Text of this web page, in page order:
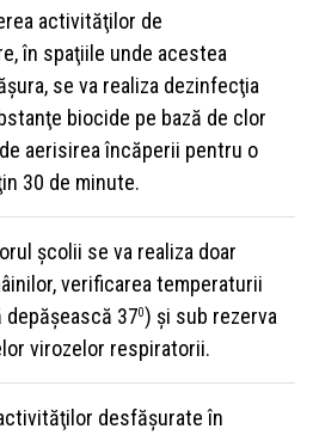
activităţilor de
în spaţiile unde acestea
se va realiza dezinfecţia
biocide pe bază de clor
aerisirea încăperii pentru o
30 de minute.
şcolii se va realiza doar
verificarea temperaturii
370) şi sub rezerva
virozelor respiratorii.
desfăşurate în